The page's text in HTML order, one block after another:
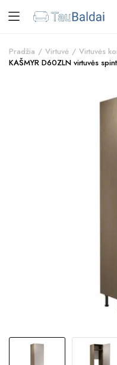
Pradžia Virtuvė Virtuvės
KAŠMYR D60ZLN virtuvės